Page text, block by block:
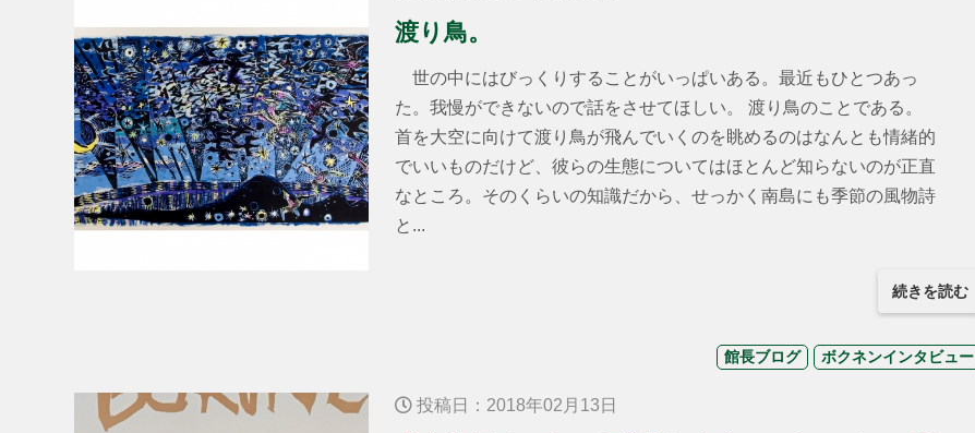
渡り鳥。
世の中にはびっくりすることがいっぱいある。最近もひとつあっ
た。我慢ができないので話をさせてほしい。 渡り鳥のことである。
首を大空に向けて渡り鳥が飛んでいくのを眺めるのはなんとも情緒的
でいいものだけど、彼らの生態についてはほとんど知らないのが正直
なところ。そのくらいの知識だから、せっかく南島にも季節の風物詩
と...
続きを読む
館長ブログ ボクネンインタビュー
投稿日：2018年02月13日